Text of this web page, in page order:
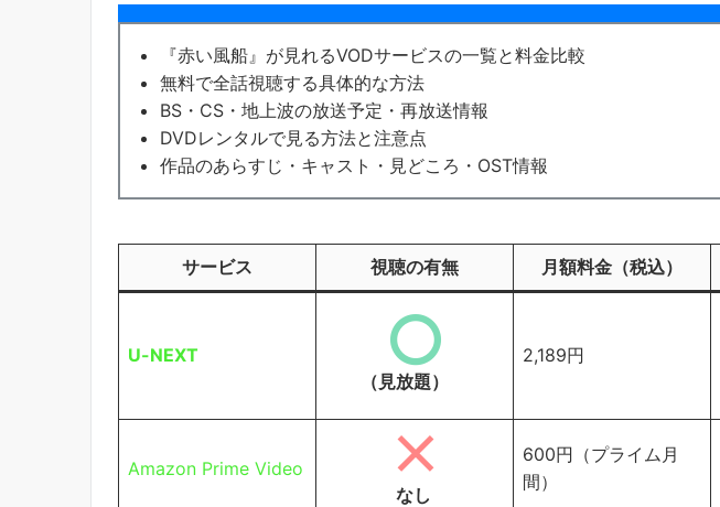
『赤い風船』が見れるVODサービスの一覧と料金比較
無料で全話視聴する具体的な方法
BS・CS・地上波の放送予定・再放送情報
DVDレンタルで見る方法と注意点
作品のあらすじ・キャスト・見どころ・OST情報
サービス 視聴の有無 月額料金（税込）
U-NEXT
（見放題）
2,189円
Amazon Prime Video
なし
600円（プライム月
間）